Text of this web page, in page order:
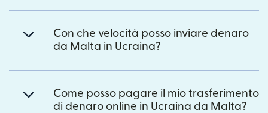
Con che velocità posso inviare denaro
da Malta in Ucraina?
Come posso pagare il mio trasferimento
di denaro online in Ucraina da Malta?